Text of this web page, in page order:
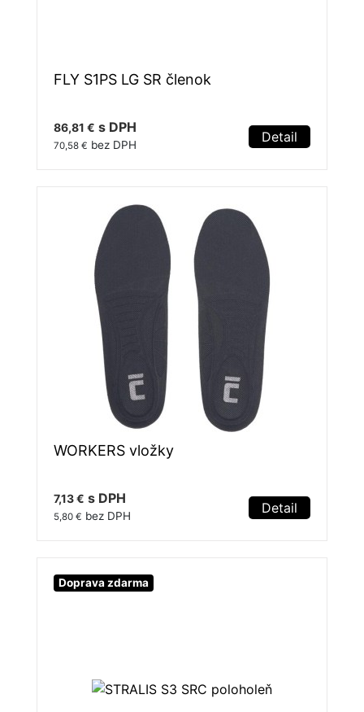
FLY S1PS LG SR členok
86,81 € s DPH
70,58 € bez DPH Detail
WORKERS vložky
7,13 € s DPH
5,80 € bez DPH Detail
Doprava zdarma